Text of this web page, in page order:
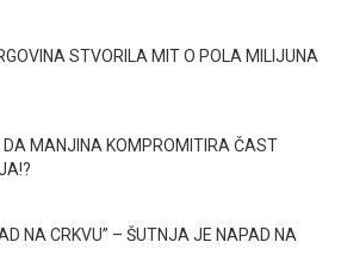
STVORILA MIT O POLA MILIJUNA
DA MANJINA KOMPROMITIRA ČAST
NA CRKVU” – ŠUTNJA JE NAPAD NA